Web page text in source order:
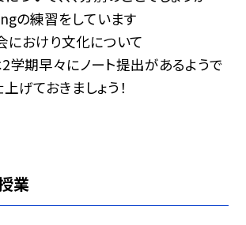
の練習をしています
おけり文化について
期早々にノート提出があるようで
上げておきましょう！
業